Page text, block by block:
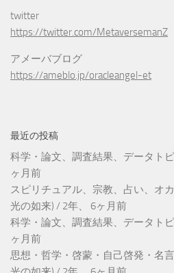
twitter
https://twitter.com/MetaversemanZ
アメーバブログ
https://ameblo.jp/oracleangel-et
最近の投稿
科学・論文、調査結果、データト
ヶ月前
スピリチュアル、宗教、占い、オ
光の如来) / 2年、 6ヶ月前
科学・論文、調査結果、データト
ヶ月前
思想・哲学・啓蒙・自己啓発・名